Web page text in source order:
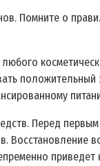
Помните о
Перед